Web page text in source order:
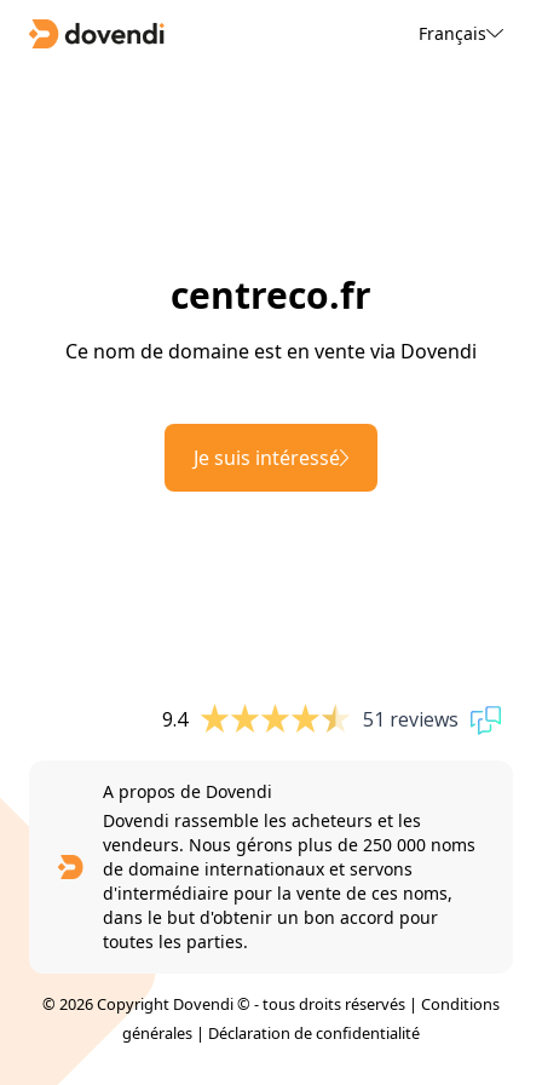
Français
centreco.fr
Ce nom de domaine est en vente via Dovendi
Je suis intéressé
9.4 51 reviews
A propos de Dovendi
Dovendi rassemble les acheteurs et les
vendeurs. Nous gérons plus de 250 000 noms
de domaine internationaux et servons
d'intermédiaire pour la vente de ces noms,
dans le but d'obtenir un bon accord pour
toutes les parties.
© 2026 Copyright Dovendi © - tous droits réservés | Conditions
générales | Déclaration de confidentialité